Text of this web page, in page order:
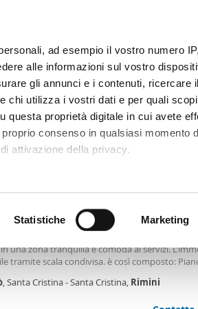
ad esempio il vostro numero
alle informazioni sul vostro
gli annunci e i contenuti, ricercare
chi utilizza i vostri dati e per quali
proprietà digitale in cui avete
consenso in qualsiasi momento
attivazione della privacy.
alla ricerca di caratteristiche
e imposta le tue preferenze
qualsiasi momento dalla Dichiarazione
annunci, per fornire funzionalità dei
Statistiche Marketing
Locali Più filtri - 1
Ordine Mioaffitto
una zona tranquilla e comoda ai servizi.
tramite scala condivisa. è così composto:
con vasca • Sottoscala ad uso
, Santa Cristina - Santa Cristina, Rimini